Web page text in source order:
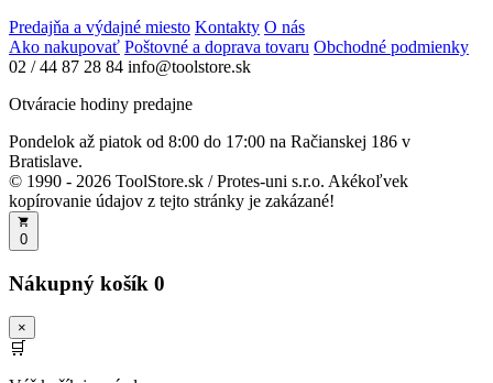
Predajňa a výdajné miesto Kontakty O nás
Ako nakupovať Poštovné a doprava tovaru Obchodné podmienky
02 / 44 87 28 84 info@toolstore.sk
Otváracie hodiny predajne
Pondelok až piatok od 8:00 do 17:00 na Račianskej 186 v
Bratislave.
© 1990 - 2026 ToolStore.sk / Protes-uni s.r.o. Akékoľvek
kopírovanie údajov z tejto stránky je zakázané!
0
Nákupný košík 0
×
🛒